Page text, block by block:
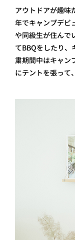
アウトドアが趣味
年でキャンプデビ
や同級生が住んで
てBBQをしたり、
粛期間中はキャン
にテントを張って